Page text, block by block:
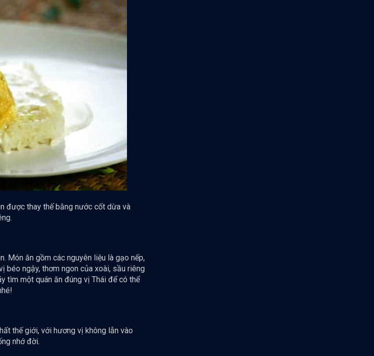
được thay thế bằng nước cốt dừa và
Món ăn gồm các nguyên liệu là gạo nếp,
béo ngậy, thơm ngon của xoài, sầu riêng
tìm một quán ăn đúng vị Thái để có thể
thế giới, với hương vị không lẫn vào
nhớ đời.